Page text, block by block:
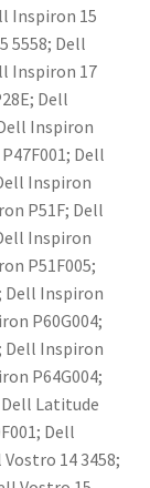
Inspiron 15
5558; Dell
Inspiron 17
Dell
Inspiron
Dell
Inspiron
P51F; Dell
Inspiron
P51F005;
Dell Inspiron
P60G004;
Dell Inspiron
P64G004;
Latitude
Dell
14 3458;